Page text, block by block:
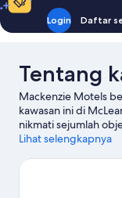
Login Daftar
Tentang
Mackenzie Motels
kawasan ini di
nikmati sejumlah
Museum Fairlie
dikunjungi.
Lihat selengkapnya